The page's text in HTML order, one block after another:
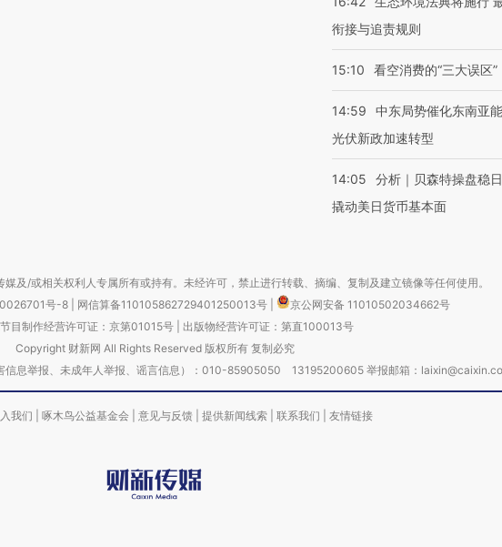
衔接与追责规则
15:10 看空消费的“三大误区”
14:59
中东局势催化东南亚
光伏新政加速转型
14:05
分析｜贝森特操盘稳
撬动美日货币基本面
及/或相关权利人专属所有或持有。未经许可，禁止进行转载、摘编、复制及建立镜像等任何使用。
号-8 网信算备110105862729401250013号
京公网安备 11010502034662号
目制作经营许可证：京第01015号| 出版物经营许可证：第直100013号
Copyright 财新网 All Rights Reserved 版权所有 复制必究
信息举报、未成年人举报、谣言信息）：010-85905050 13195200605 举报邮箱：
我们 啄木鸟公益基金会 意见与反馈 提供新闻线索 联系我们 友情链接